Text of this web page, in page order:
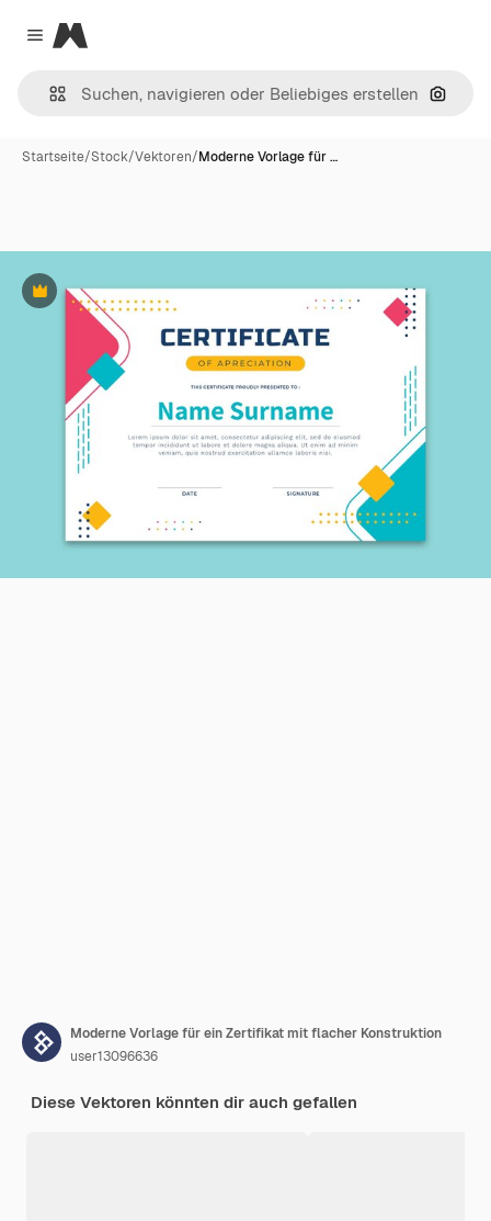
Close menu
Magnific
Nach
Startseite/Stock/Vektoren/Moderne Vorlage für …
Premium
Moderne Vorlage für ein Zertifikat mit flacher Konstruktion
user13096636
Diese Vektoren könnten dir auch gefallen